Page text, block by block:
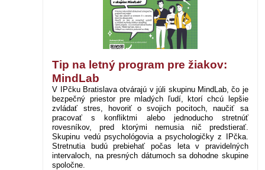
Tip na letný program pre žiakov:
MindLab
V IPčku Bratislava otvárajú v júli skupinu MindLab, čo je
bezpečný priestor pre mladých ľudí, ktorí chcú lepšie
zvládať stres, hovoriť o svojich pocitoch, naučiť sa
pracovať s konfliktmi alebo jednoducho stretnúť
rovesníkov, pred ktorými nemusia nič predstierať.
Skupinu vedú psychológovia a psychologičky z IPčka.
Stretnutia budú prebiehať počas leta v pravidelných
intervaloch, na presných dátumoch sa dohodne skupine
spoločne.